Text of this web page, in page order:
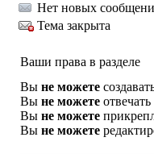
Нет новых
Тема закрыта
Ваши права в разделе
Вы не можете
Вы не можете
Вы не можете
Вы не можете